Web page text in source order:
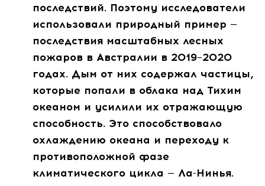
последствий. Поэтому исследователи
использовали природный пример —
последствия масштабных лесных
пожаров в Австралии в 2019–2020
годах. Дым от них содержал частицы,
которые попали в облака над Тихим
океаном и усилили их отражающую
способность. Это способствовало
охлаждению океана и переходу к
противоположной фазе
климатического цикла — Ла-Нинья.